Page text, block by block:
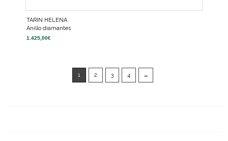
TARIN HELENA
Anillo diamantes
1.425,00€
1 2 3 4 →